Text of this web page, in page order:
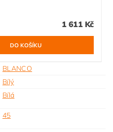
1 611 Kč
BLANCO
Bílý
Bílá
45